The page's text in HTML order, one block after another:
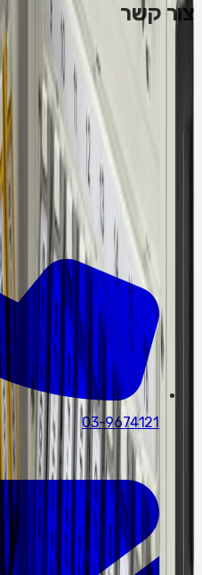
צור קשר
03-9674121